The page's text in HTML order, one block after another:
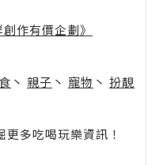
作有價企劃》
丶 親子 丶 寵物 丶 扮靚
多吃喝玩樂資訊！